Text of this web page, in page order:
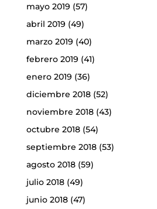
mayo 2019 (57)
abril 2019 (49)
marzo 2019 (40)
febrero 2019 (41)
enero 2019 (36)
diciembre 2018(52)
noviembre 2018(43)
octubre 2018(54)
septiembre 2018(53)
agosto 2018(59)
julio 2018(49)
junio 2018(47)